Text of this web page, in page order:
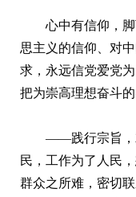
心中有信仰，
思主义的信仰、对
求，永远信党爱党
把为崇高理想奋斗的
——践行宗旨，
民，工作为了人民
群众之所难，密切